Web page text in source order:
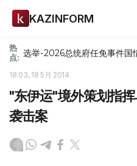
KAZINFORM
热
点: 选举-2026总统府任免事件国
18:03, 18 5月 2014
"东伊运"境外策划指
袭击案